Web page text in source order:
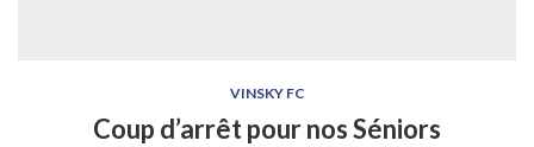
VINSKY FC
Coup d’arrêt pour nos Séniors